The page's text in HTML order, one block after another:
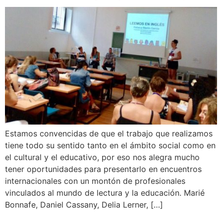
Estamos convencidas de que el trabajo que realizamos
tiene todo su sentido tanto en el ámbito social como en
el cultural y el educativo, por eso nos alegra mucho
tener oportunidades para presentarlo en encuentros
internacionales con un montón de profesionales
vinculados al mundo de lectura y la educación. Marié
Bonnafe, Daniel Cassany, Delia Lerner, […]